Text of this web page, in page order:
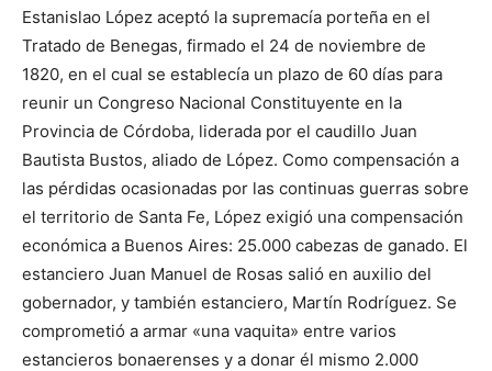
Estanislao López aceptó la supremacía porteña en el
Tratado de Benegas, firmado el 24 de noviembre de
1820, en el cual se establecía un plazo de 60 días para
reunir un Congreso Nacional Constituyente en la
Provincia de Córdoba, liderada por el caudillo Juan
Bautista Bustos, aliado de López. Como compensación a
las pérdidas ocasionadas por las continuas guerras sobre
el territorio de Santa Fe, López exigió una compensación
económica a Buenos Aires: 25.000 cabezas de ganado. El
estanciero Juan Manuel de Rosas salió en auxilio del
gobernador, y también estanciero, Martín Rodríguez. Se
comprometió a armar «una vaquita» entre varios
estancieros bonaerenses y a donar él mismo 2.000